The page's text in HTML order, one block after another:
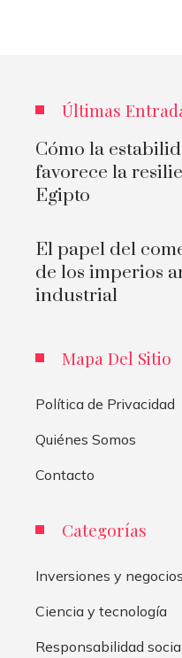
Últimas
Cómo la
favorece la
Egipto
El papel del
de los imperios
industrial
Mapa Del Sitio
Política de Privacidad
Quiénes Somos
Contacto
Categorías
Inversiones y negocios
Ciencia y tecnología
Responsabilidad